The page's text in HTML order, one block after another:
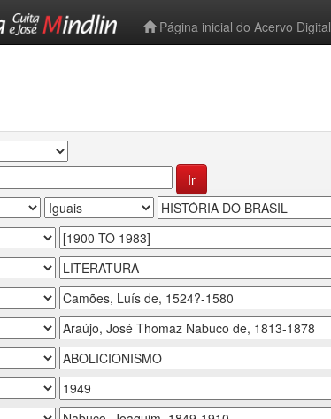
Página inicial do Acervo Digital